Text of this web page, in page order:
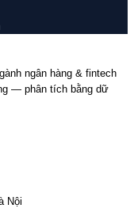
ngân hàng & fintech
— phân tích bằng dữ
Nội